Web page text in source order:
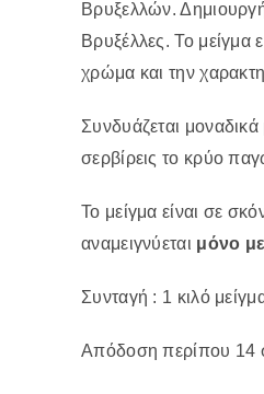
Βρυξελλών.
Βρυξέλλες. Το μείγμα
χρώμα και την
Συνδυάζεται
σερβίρεις το κρύο
Το μείγμα είναι σε
αναμειγνύεται μόνο
Συνταγή : 1 κιλό
Απόδοση περίπου 14